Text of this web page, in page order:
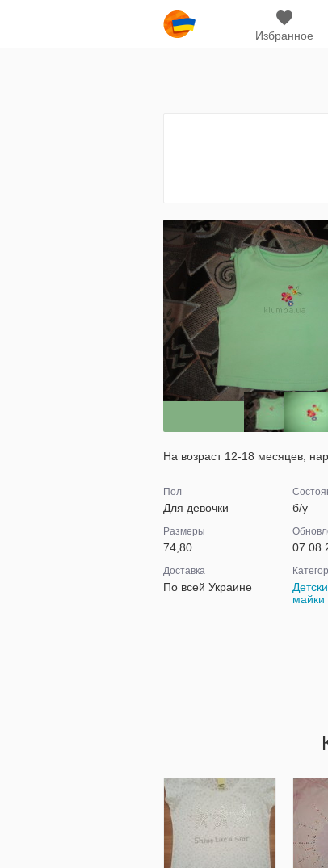
Избранное
На возраст 12-18 месяцев,
Пол
Для девочки
Размеры
74,80
Доставка
По всей Украине
б/у
майки